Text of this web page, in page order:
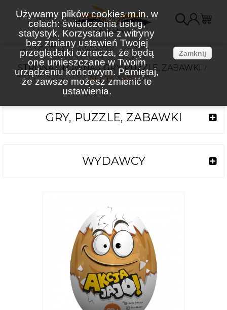
Używamy plików cookies m.in. w
celach: świadczenia usług,
statystyk. Korzystanie z witryny
bez zmiany ustawień Twojej
przeglądarki oznacza, że będą
one umieszczane w Twoim
urządzeniu końcowym. Pamiętaj,
że zawsze możesz zmienić te
ustawienia.
Zamknij
STRONA GŁÓWNA
GRY, PUZZLE, ZABAWKI
AKCJA JAJO!
GRY, PUZZLE, ZABAWKI
WYDAWCY